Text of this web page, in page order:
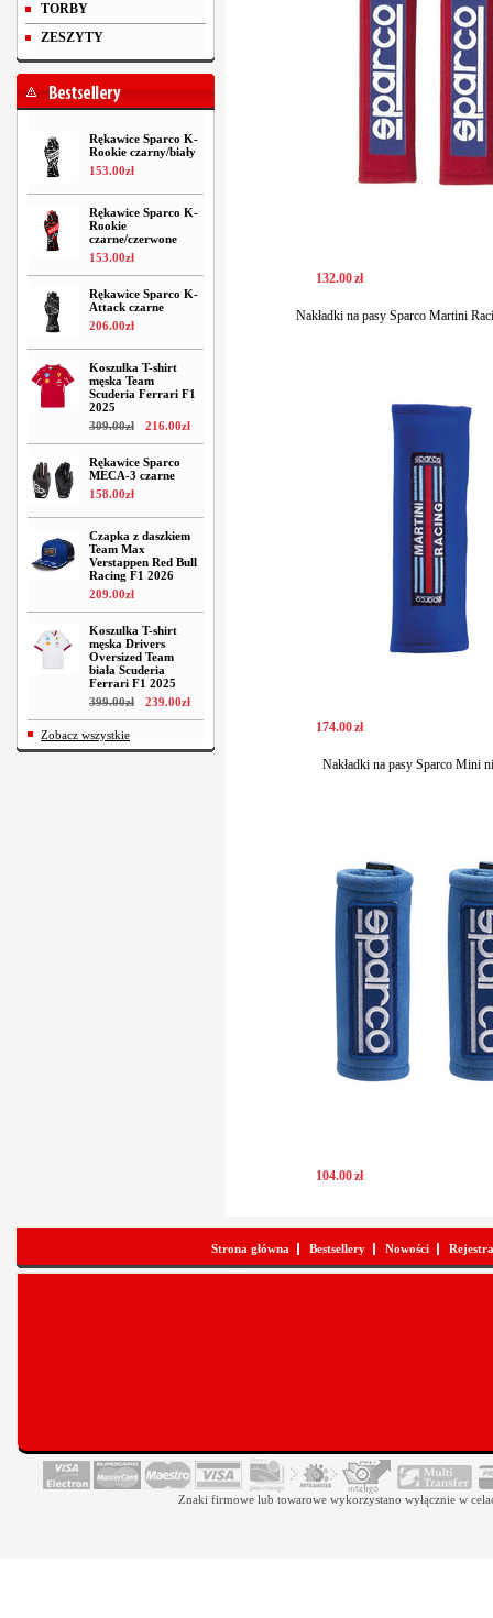
TORBY
ZESZYTY
Rękawice Sparco K-
Rookie czarny/biały
153.00zł
Rękawice Sparco K-
Rookie
czarne/czerwone
153.00zł
Rękawice Sparco K-
Attack czarne
206.00zł
Koszulka T-shirt
męska Team
Scuderia Ferrari F1
2025
309.00zł 216.00zł
Rękawice Sparco
MECA-3 czarne
158.00zł
Czapka z daszkiem
Team Max
Verstappen Red Bull
Racing F1 2026
209.00zł
Koszulka T-shirt
męska Drivers
Oversized Team
biała Scuderia
Ferrari F1 2025
399.00zł 239.00zł
Zobacz wszystkie
132.00zł
Nakładki na pasy Sparco Martini
174.00zł
Nakładki na pasy Sparco Mini
104.00zł
Strona główna Bestsellery Nowości
Znaki firmowe lub towarowe wykorzystano wyłącznie w